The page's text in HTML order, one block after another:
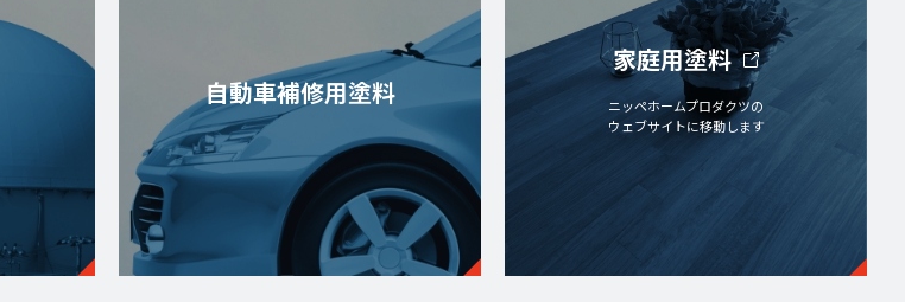
自動車補修用塗料
家庭用塗料
ニッペホームプロダクツの
ウェブサイトに移動します